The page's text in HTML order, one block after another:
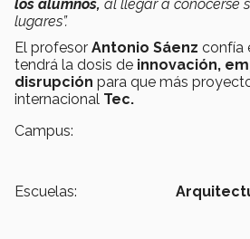
los alumnos, al llegar a conocerse
lugares”.
El profesor Antonio Sáenz confía
tendrá la dosis de innovación,
disrupción para que más
internacional Tec.
Campus:
Escuelas: